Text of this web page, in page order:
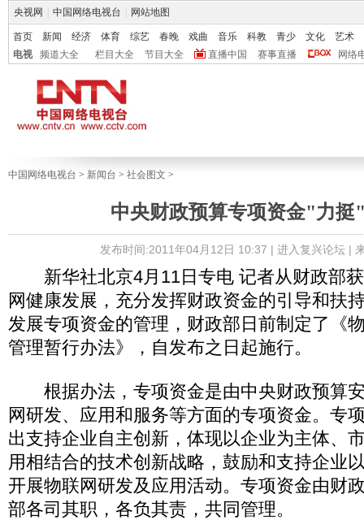
央视网 中国网络电视台 网站地图
首页 新闻 经济 体育 综艺 春晚 戏曲 音乐 科教 青少 文化
艺术
电视
频道大全 栏目大全 节目大全 直播中国 赛事直播 网络
中国网络电视台 > 新闻台 > 社会图文 >
中央财政预算专项资金"力挺
发布时间:2011年04月12日 10:37 | 进入复兴论坛|
新华社北京4月11日专电 记者从财政部获
网健康发展，充分发挥财政资金的引导和扶
发展专项资金的管理，财政部日前制定了《
管理暂行办法》，自发布之日起施行。
根据办法，专项资金是由中央财政预算
网研发、应用和服务等方面的专项资金。专
出支持企业自主创新，体现以企业为主体、
用相结合的技术创新战略，鼓励和支持企业
开展物联网研发及应用活动。专项资金由财
部各司其职，各负其责，共同管理。